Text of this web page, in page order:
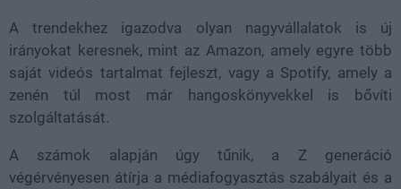
A trendekhez igazodva olyan nagyvállalatok is új
irányokat keresnek, mint az Amazon, amely egyre több
saját videós tartalmat fejleszt, vagy a Spotify, amely a
zenén túl most már
hangoskönyvekkel
is bővíti
szolgáltatását.
A számok alapján úgy tűnik, a Z generáció
végérvényesen átírja a médiafogyasztás szabályait és a